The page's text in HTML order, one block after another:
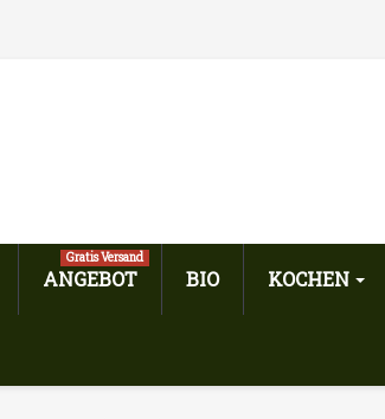
ANGEBOT
Gratis Versand
BIO KOCHEN